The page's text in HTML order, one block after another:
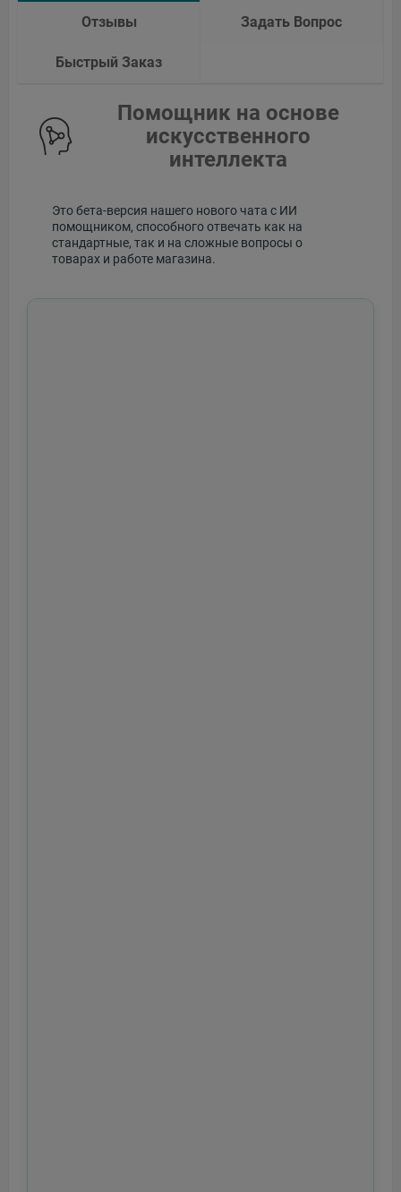
Отзывы Задать Вопрос
Быстрый Заказ
Помощник на основе
искусственного
интеллекта
Это бета-версия нашего нового чата с ИИ
помощником, способного отвечать как на
стандартные, так и на сложные вопросы о
товарах и работе магазина.